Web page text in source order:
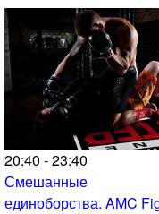
20:40 - 23:40
Смешанные
единоборства. AMC